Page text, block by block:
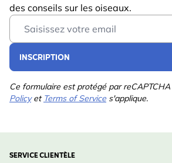
des conseils sur les oiseaux.
Email Address
INSCRIPTION
Ce formulaire est protégé par
Policyet Terms of Service s'applique.
SERVICE CLIENTÈLE